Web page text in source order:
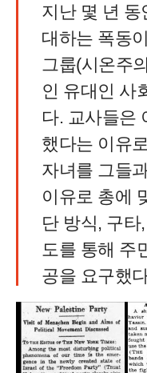
지난 몇 년
대하는 폭동
그룹(시온주
인 유대인 사
다. 교사들은
했다는 이유
자녀를 그들
이유로 총에
단 방식, 구
도를 통해 주
공을 요구했